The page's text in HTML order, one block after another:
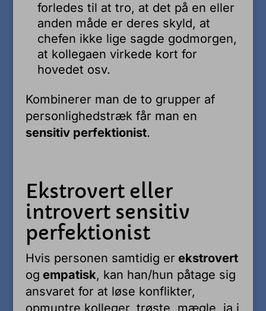
forledes til at tro, at det på en eller
anden måde er deres skyld, at
chefen ikke lige sagde godmorgen,
at kollegaen virkede kort for
hovedet osv.
Kombinerer man de to grupper af
personlighedstræk får man en
sensitiv perfektionist.
Ekstrovert eller
introvert sensitiv
perfektionist
Hvis personen samtidig er ekstrovert
og empatisk, kan han/hun påtage sig
ansvaret for at løse konflikter,
opmuntre kolleger, trøste, mægle, ja i